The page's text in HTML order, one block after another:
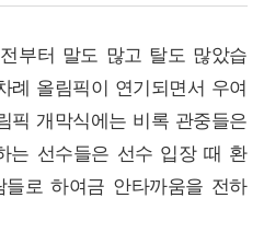
부터 말도 많고 탈도 많았습
례 올림픽이 연기되면서 우여
픽 개막식에는 비록 관중들은
는 선수들은 선수 입장 때 환
로 하여금 안타까움을 전하